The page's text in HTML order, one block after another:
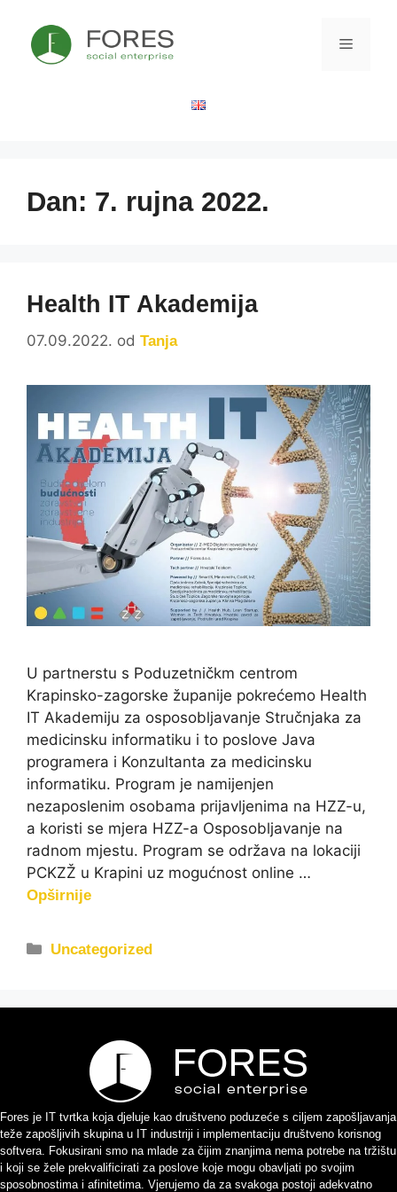
Dan: 7. rujna 2022.
Health IT Akademija
07.09.2022. od Tanja
U partnerstu s Poduzetničkm centrom
Krapinsko-zagorske županije pokrećemo Health
IT Akademiju za osposobljavanje Stručnjaka za
medicinsku informatiku i to poslove Java
programera i Konzultanta za medicinsku
informatiku. Program je namijenjen
nezaposlenim osobama prijavljenima na HZZ-u,
a koristi se mjera HZZ-a Osposobljavanje na
radnom mjestu. Program se održava na lokaciji
PCKZŽ u Krapini uz mogućnost online …
Opširnije
Uncategorized
Fores je IT tvrtka koja djeluje kao društveno poduzeće s ciljem zapošljavanja
teže zapošljivih skupina u IT industriji i implementaciju društveno korisnog
softvera. Fokusirani smo na mlade za čijim znanjima nema potrebe na tržištu
i koji se žele prekvalificirati za poslove koje mogu obavljati po svojim
sposobnostima i afinitetima. Vjerujemo da za svakoga postoji adekvatno